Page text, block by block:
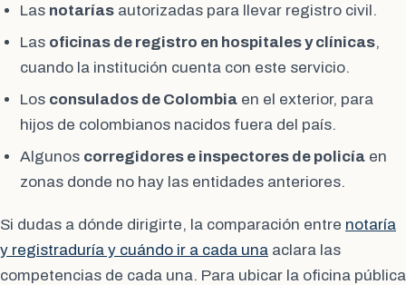
Las notaríasautorizadas para llevar registro civil.
Las oficinas de registro en hospitales y clínicas,
cuando la institución cuenta con este servicio.
Los consulados de Colombiaen el exterior, para
hijos de colombianos nacidos fuera del país.
Algunos corregidores e inspectores de policíaen
zonas donde no hay las entidades anteriores.
Si dudas a dónde dirigirte, la comparación entre notaría
y registraduría y cuándo ir a cada una aclara las
competencias de cada una. Para ubicar la oficina pública